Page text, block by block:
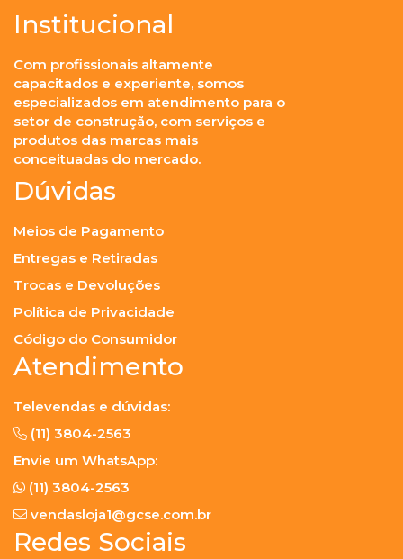
Institucional
Com profissionais altamente
capacitados e experiente, somos
especializados em atendimento para o
setor de construção, com serviços e
produtos das marcas mais
conceituadas do mercado.
Dúvidas
Meios de Pagamento
Entregas e Retiradas
Trocas e Devoluções
Política de Privacidade
Código do Consumidor
Atendimento
Televendas e dúvidas:
(11) 3804-2563
Envie um WhatsApp:
(11) 3804-2563
vendasloja1@gcse.com.br
Redes Sociais